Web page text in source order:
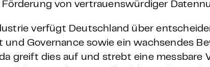
Förderung von vertrauenswürdiger
verfügt Deutschland über
und Governance sowie ein wachsendes
greift dies auf und strebt eine